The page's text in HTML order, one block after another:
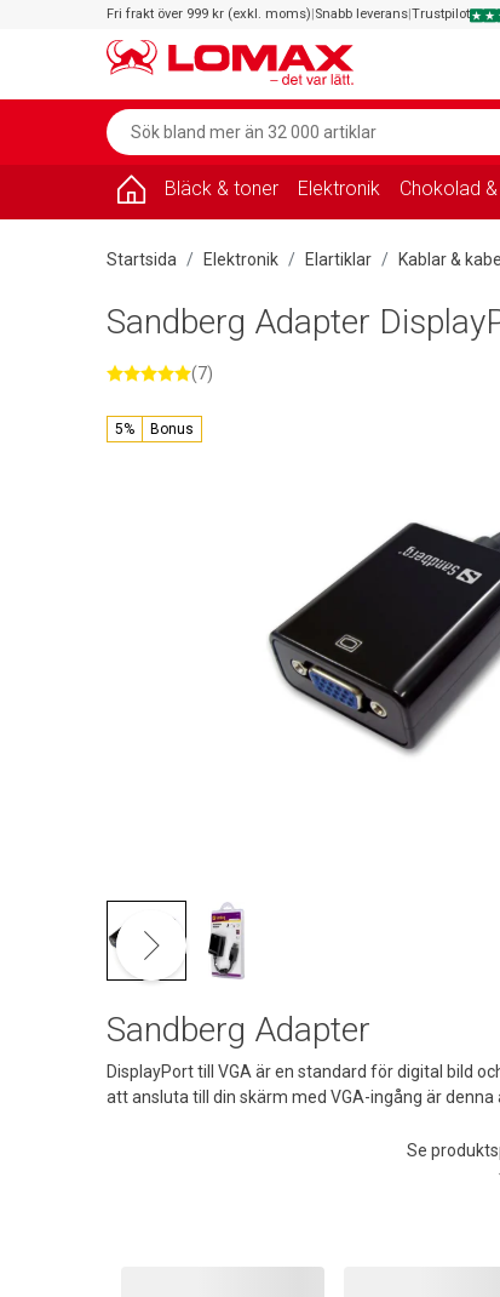
Fri frakt över 999 kr (exkl. moms)|Snabb leverans|Trustpilot
Bläck & toner Elektronik Chokolad
Startsida Elektronik Elartiklar Kablar &
5% Bonus
Sandberg Adapter
DisplayPort till VGA är en standard för digital bild
att ansluta till din skärm med VGA-ingång är denna
Se
Sandberg Adapter
(7)